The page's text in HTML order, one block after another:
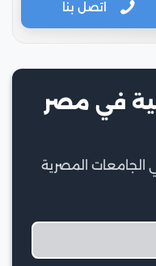
اتصل بنا
في مصر
المصرية